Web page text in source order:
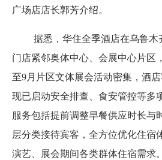
广场店店长郭芳介绍。
据悉，华住全季酒店在乌鲁木
门店紧邻奥体中心、会展中心片区
至9月片区文体展会活动密集，酒
现已启动安全排查、食安管控等多
服务包括提前调整早餐供应时长与
层分类接待宾客，全方位优化住宿
演艺、展会期间各类群体住宿需求。